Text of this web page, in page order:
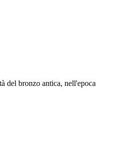
del bronzo antica, nell'epoca